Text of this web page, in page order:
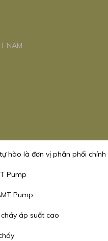
NAM
tự hào là đơn vị phân phối
Pump
Pump
áp suất cao